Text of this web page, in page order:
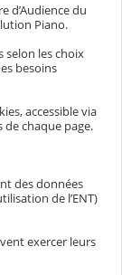
d’Audience du
Piano.
selon les choix
besoins
accessible via
chaque page.
des données
de l’ENT)
exercer leurs